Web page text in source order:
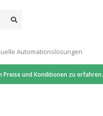
Automationslösungen
Preise und Konditionen zu erfahren.